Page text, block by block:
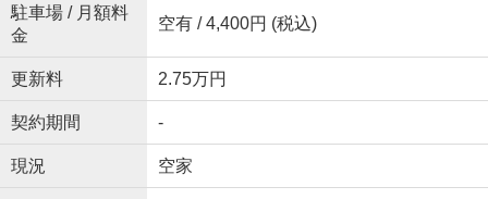
駐車場 / 月額料
金
空有 / 4,400円 (税込)
更新料 2.75万円
契約期間 -
現況 空家